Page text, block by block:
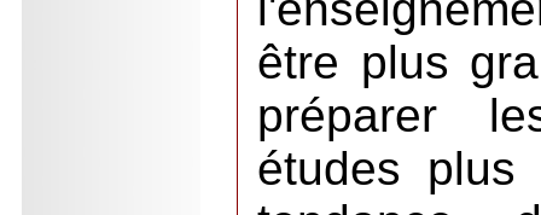
être plus
préparer
études plus